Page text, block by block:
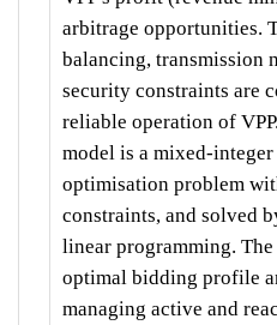
arbitrage opportunities.
balancing, transmission
security constraints are
reliable operation of
model is a mixed-
optimisation problem
constraints, and solved
linear programming.
optimal bidding profile
managing active and